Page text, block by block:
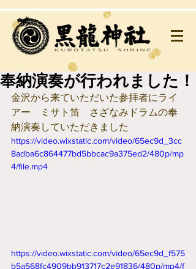
奉納演奏が行われました！
金沢から来ていただいた参拝者にライ
アー　ミサト笛　さざなみドラムの奉
納演奏していただきました
https://video.wixstatic.com/video/65ec9d_3cc
8adba6c864477bd5bbcac9a375ed2/480p/mp
4/file.mp4
https://video.wixstatic.com/video/65ec9d_f575
b5a568fc4909bb913717c2e91836/480p/mp4/f